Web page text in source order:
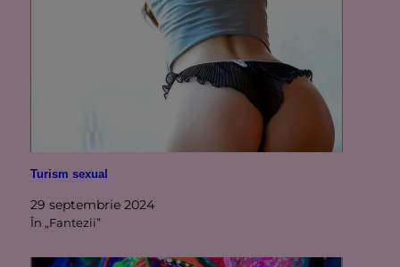
Turism sexual
29 septembrie 2024
În „Fantezii”